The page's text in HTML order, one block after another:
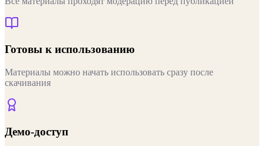
Готовы к использованию
Материалы можно начать использовать сразу после
скачивания
Демо-доступ